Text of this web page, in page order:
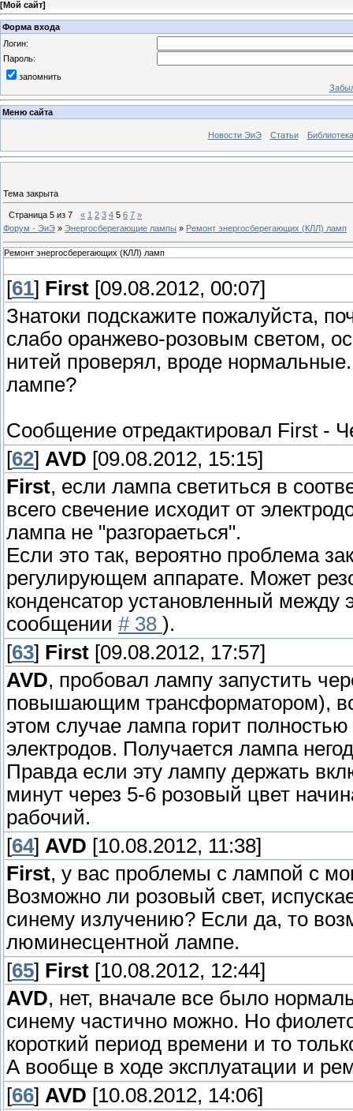
[Мой сайт]
Форма входа
Логин:
Пароль:
запомнить
Меню сайта
Новости ЭиЭ Статьи Библиотека
Тема закрыта
Страница 5 из 7 « 1 2 3 4 5 6 7 »
Форум - ЭиЭ » Энергосберегающие лампы » Ремонт энергосберегающих (КЛЛ) ламп
Ремонт энергосберегающих (КЛЛ) ламп
[61] First [09.08.2012, 00:07]
Знатоки подскажите пожалуйста,
слабо оранжево-розовым светом,
нитей проверял, вроде
лампе?
Сообщение отредактировал First -
[62] AVD [09.08.2012, 15:15]
First, если лампа светиться в
всего свечение исходит от
лампа не "разгораеться".
Если это так, вероятно проблема
регулирующем аппарате. Может
конденсатор установленный между
сообщении # 38 ).
[63] First [09.08.2012, 17:57]
AVD, пробовал лампу запустить
повышающим трансформатором),
этом случае лампа горит
электродов. Получается лампа
Правда если эту лампу держать
минут через 5-6 розовый цвет
рабочий.
[64] AVD [10.08.2012, 11:38]
First, у вас проблемы с лампой с
Возможно ли розовый свет,
синему излучению? Если да, то
люминесцентной лампе.
[65] First [10.08.2012, 12:44]
AVD, нет, вначале все было
синему частично можно. Но
короткий период времени и то
А вообще в ходе эксплуатации и
[66] AVD [10.08.2012, 14:06]